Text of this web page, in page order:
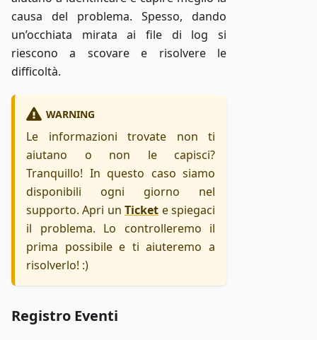
causa del problema. Spesso, dando
un’occhiata mirata ai file di log si
riescono a scovare e risolvere le
difficoltà.
WARNING
Le informazioni trovate non ti
aiutano o non le capisci?
Tranquillo! In questo caso siamo
disponibili ogni giorno nel
supporto. Apri unTicket e spiegaci
il problema. Lo controlleremo il
prima possibile e ti aiuteremo a
risolverlo! :)
Registro Eventi